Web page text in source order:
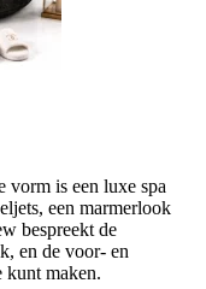
vorm is een luxe spa
een marmerlook
bespreekt de
en de voor- en
kunt maken.